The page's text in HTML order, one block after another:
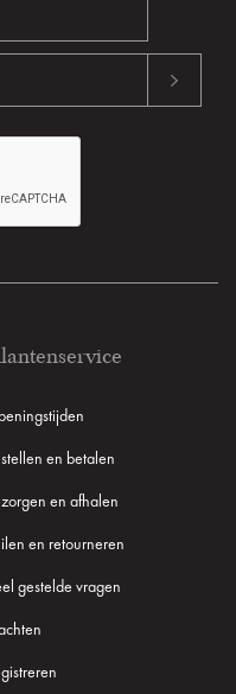
en betalen
en afhalen
en retourneren
gestelde vragen